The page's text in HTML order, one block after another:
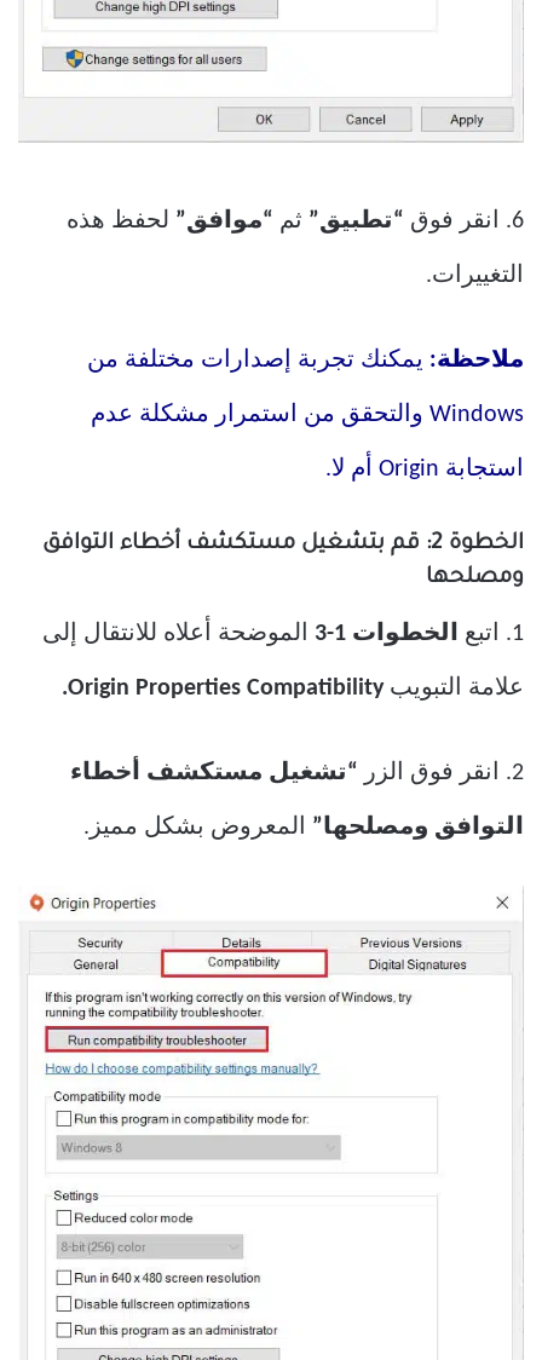
6. انقر فوق “تطبيق” ثم “موافق” لحفظ هذه
التغييرات.
ملاحظة: يمكنك تجربة إصدارات مختلفة من
Windows والتحقق من استمرار مشكلة عدم
استجابة Origin أم لا.
الخطوة 2: قم بتشغيل مستكشف أخطاء التوافق
ومصلحها
1. اتبع الخطوات 1-3 الموضحة أعلاه للانتقال إلى
علامة التبويبOrigin Properties Compatibility.
2. انقر فوق الزر “تشغيل مستكشف أخطاء
التوافق ومصلحها” المعروض بشكل مميز.